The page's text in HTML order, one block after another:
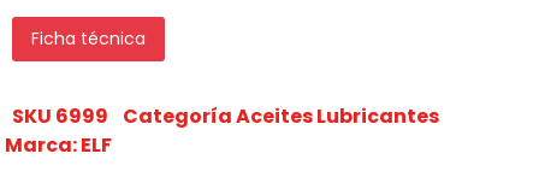
Ficha técnica
SKU 6999 CategoríaAceites Lubricantes
Marca:ELF